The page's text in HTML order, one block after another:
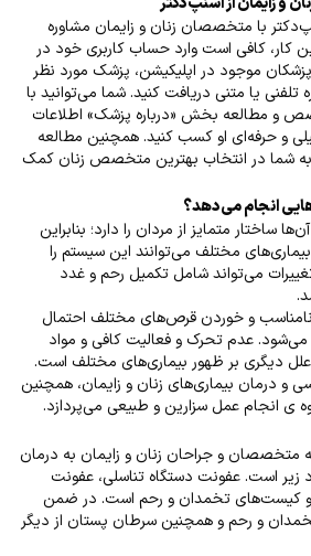
با متخصصان زنان و زایمان مشاوره
کار، کافی است وارد حساب کاربری خود در
موجود در اپلیکیشن، پزشک مورد نظر
تلفنی یا متنی دریافت کنید. شما می‌توانید با
و مطالعه بخش «درباره پزشک» اطلاعات
و حرفه‌ای او کسب کنید. همچنین مطالعه
به شما در انتخاب بهترین متخصص زنان کمک
انجام می‌دهد؟
ساختار متمایز از مردان را دارد؛ بنابراین
مختلف می‌توانند این سیستم را
می‌تواند شامل تکمیل رحم و غدد
نامناسب و خوردن قرص‌های مختلف احتمال
می‌شود. عدم تحرک و فعالیت کافی و مواد
دیگری بر ظهور بیماری‌های مختلف است.
و درمان بیماری‌های زنان و زایمان، همچنین
ی انجام عمل سزارین و طبیعی می‌پردازد.
متخصصان و جراحان زنان و زایمان به درمان
زیر است. عفونت دستگاه تناسلی، عفونت
و کیست‌های تخمدان و رحم است. در ضمن
و رحم و همچنین سرطان پستان از دیگر